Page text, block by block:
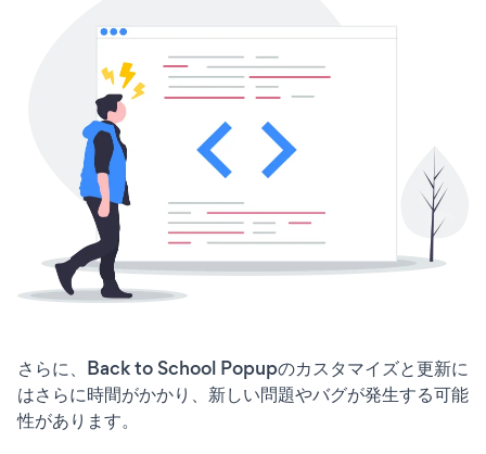
さらに、Back to School Popupのカスタマイズと更新に
はさらに時間がかかり、新しい問題やバグが発生する可能
性があります。